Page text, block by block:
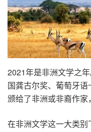
2021年是非洲文学之
国龚古尔奖、葡萄牙
颁给了非洲或非裔作家
在非洲文学这一大类